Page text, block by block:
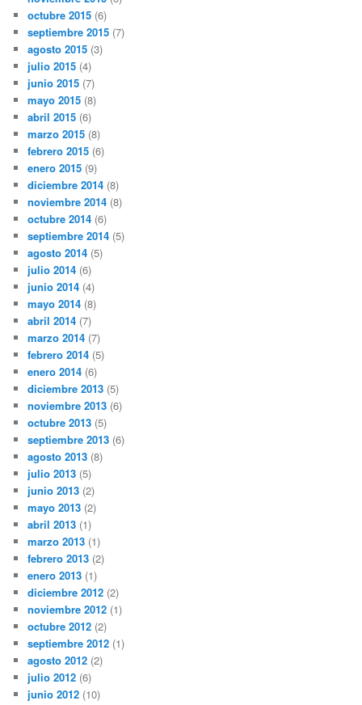
octubre 2015 (6)
septiembre 2015 (7)
agosto 2015 (3)
julio 2015 (4)
junio 2015 (7)
mayo 2015 (8)
abril 2015 (6)
marzo 2015 (8)
febrero 2015 (6)
enero 2015 (9)
diciembre 2014 (8)
noviembre 2014 (8)
octubre 2014 (6)
septiembre 2014 (5)
agosto 2014 (5)
julio 2014 (6)
junio 2014 (4)
mayo 2014 (8)
abril 2014 (7)
marzo 2014 (7)
febrero 2014 (5)
enero 2014 (6)
diciembre 2013 (5)
noviembre 2013 (6)
octubre 2013 (5)
septiembre 2013 (6)
agosto 2013 (8)
julio 2013 (5)
junio 2013 (2)
mayo 2013 (2)
abril 2013 (1)
marzo 2013 (1)
febrero 2013 (2)
enero 2013 (1)
diciembre 2012 (2)
noviembre 2012 (1)
octubre 2012 (2)
septiembre 2012 (1)
agosto 2012 (2)
julio 2012 (6)
junio 2012 (10)